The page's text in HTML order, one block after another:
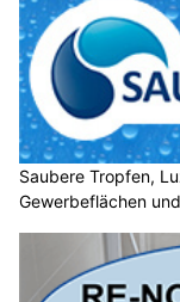
Saubere Tropfen,
Gewerbeflächen